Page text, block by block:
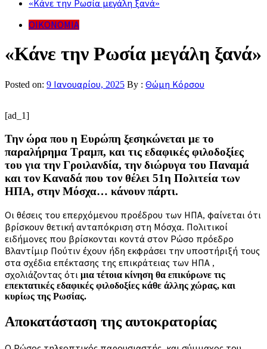
«Κάνε την Ρωσία μεγάλη ξανά»
ΟΙΚΟΝΟΜΙΑ
«Κάνε την Ρωσία μεγάλη ξανά»
Posted on: 9 Ιανουαρίου, 2025 By : Θώμη Κόρσου
[ad_1]
Την ώρα που η Ευρώπη ξεσηκώνεται με το
παραλήρημα Τραμπ, και τις εδαφικές φιλοδοξίες
του για την Γροιλανδία, την διώρυγα του Παναμά
και τον Καναδά που τον θέλει 51η Πολιτεία των
ΗΠΑ, στην Μόσχα… κάνουν πάρτι.
Οι θέσεις του επερχόμενου προέδρου των ΗΠΑ, φαίνεται ότι
βρίσκουν θετική ανταπόκριση στη Μόσχα. Πολιτικοί
ειδήμονες που βρίσκονται κοντά στον Ρώσο πρόεδρο
Βλαντίμιρ Πούτιν έχουν ήδη εκφράσει την υποστήριξή τους
στα σχέδια επέκτασης της επικράτειας των ΗΠΑ ,
σχολιάζοντας ότι μια τέτοια κίνηση θα επικύρωνε τις
επεκτατικές εδαφικές φιλοδοξίες κάθε άλλης χώρας, και
κυρίως της Ρωσίας.
Αποκατάσταση της αυτοκρατορίας